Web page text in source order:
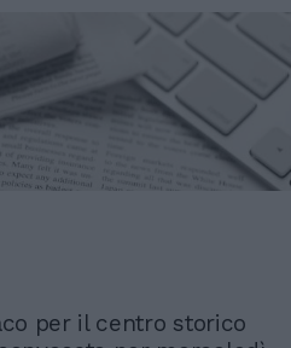
per il centro storico